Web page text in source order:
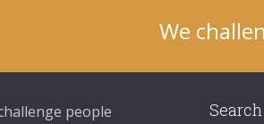
We
people Search